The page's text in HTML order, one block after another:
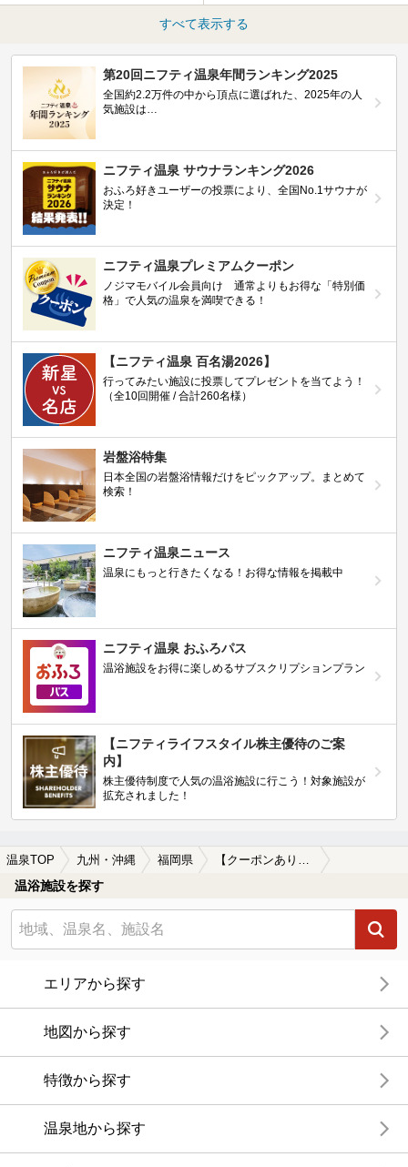
すべて表示する
第20回ニフティ温泉年間ランキング2025
全国約2.2万件の中から頂点に選ばれた、2025年の人
気施設は…
ニフティ温泉 サウナランキング2026
おふろ好きユーザーの投票により、全国No.1サウナが
決定！
ニフティ温泉プレミアムクーポン
ノジマモバイル会員向け 通常よりもお得な「特別価
格」で人気の温泉を満喫できる！
【ニフティ温泉 百名湯2026】
行ってみたい施設に投票してプレゼントを当てよう！
（全10回開催 / 合計260名様）
岩盤浴特集
日本全国の岩盤浴情報だけをピックアップ。まとめて
検索！
ニフティ温泉ニュース
温泉にもっと行きたくなる！お得な情報を掲載中
ニフティ温泉 おふろパス
温浴施設をお得に楽しめるサブスクリプションプラン
【ニフティライフスタイル株主優待のご案
内】
株主優待制度で人気の温浴施設に行こう！対象施設が
拡充されました！
温泉TOP 九州・沖縄 福岡県
温浴施設を探す
エリアから探す
地図から探す
特徴から探す
温泉地から探す